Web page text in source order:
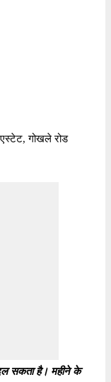
गोखले रोड
सकता है। महीने के